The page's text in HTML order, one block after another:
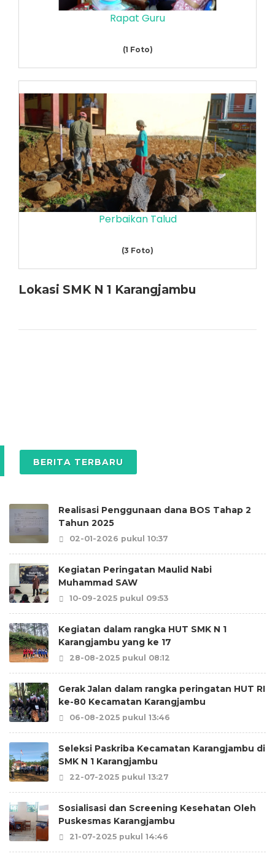
Rapat Guru
(1 Foto)
Perbaikan Talud
(3 Foto)
Lokasi SMK N 1 Karangjambu
BERITA TERBARU
Realisasi Penggunaan dana BOS Tahap 2
Tahun 2025
02-01-2026 pukul 10:37
Kegiatan Peringatan Maulid Nabi
Muhammad SAW
10-09-2025 pukul 09:53
Kegiatan dalam rangka HUT SMK N 1
Karangjambu yang ke 17
28-08-2025 pukul 08:12
Gerak Jalan dalam rangka peringatan HUT RI
ke-80 Kecamatan Karangjambu
06-08-2025 pukul 13:46
Seleksi Paskriba Kecamatan Karangjambu di
SMK N 1 Karangjambu
22-07-2025 pukul 13:27
Sosialisasi dan Screening Kesehatan Oleh
Puskesmas Karangjambu
21-07-2025 pukul 14:46